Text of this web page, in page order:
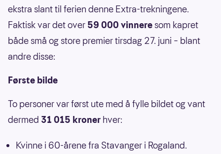
ekstra slant til ferien denne Extra-trekningene.
Faktisk var det over 59 000 vinnere som kapret
både små og store premier tirsdag 27. juni – blant
andre disse:
Første bilde
To personer var først ute med å fylle bildet og vant
dermed 31 015 kroner hver:
Kvinne i 60-årene fra Stavanger i Rogaland.